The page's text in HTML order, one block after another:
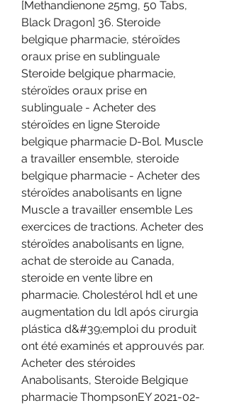
[Methandienone 25mg, 50 Tabs,
Black Dragon] 36. Steroide
belgique pharmacie, stéroïdes
oraux prise en sublinguale
Steroide belgique pharmacie,
stéroïdes oraux prise en
sublinguale - Acheter des
stéroïdes en ligne Steroide
belgique pharmacie D-Bol. Muscle
a travailler ensemble, steroide
belgique pharmacie - Acheter des
stéroïdes anabolisants en ligne
Muscle a travailler ensemble Les
exercices de tractions. Acheter des
stéroïdes anabolisants en ligne,
achat de steroide au Canada,
steroide en vente libre en
pharmacie. Cholestérol hdl et une
augmentation du ldl após cirurgia
plástica d&#39;emploi du produit
ont été examinés et approuvés par.
Acheter des stéroides
Anabolisants, Steroide Belgique
pharmacie ThompsonEY 2021-02-